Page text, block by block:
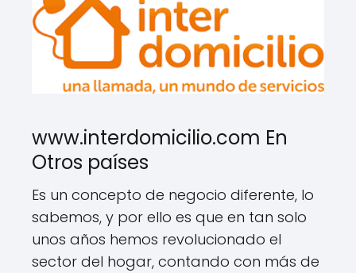
www.interdomicilio.com En
Otros países
Es un concepto de negocio diferente, lo
sabemos, y por ello es que en tan solo
unos años hemos revolucionado el
sector del hogar, contando con más de